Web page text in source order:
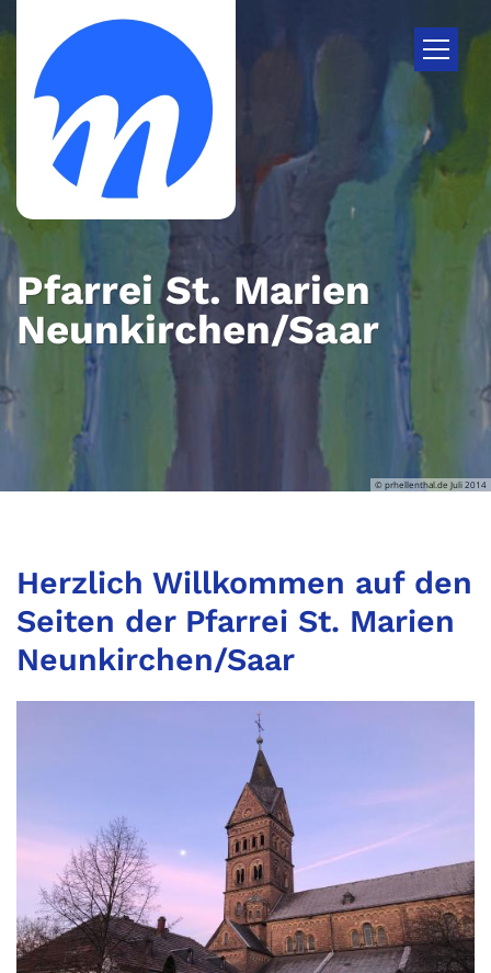
Zum Inhalt springen
© prhellenthal.de Juli 2014
Pfarrei St. Marien
Neunkirchen/Saar
Herzlich Willkommen auf den
Seiten der Pfarrei St. Marien
Neunkirchen/Saar